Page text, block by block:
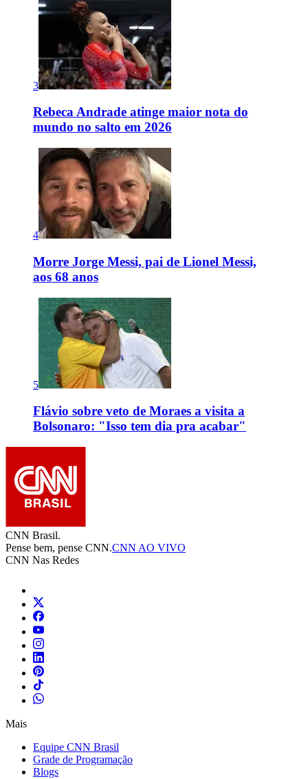
3
Rebeca Andrade atinge maior nota do
mundo no salto em 2026
4
Morre Jorge Messi, pai de Lionel Messi,
aos 68 anos
5
Flávio sobre veto de Moraes a visita a
Bolsonaro: "Isso tem dia pra acabar"
CNN Brasil.
Pense bem, pense CNN.CNN AO VIVO
CNN Nas Redes
Mais
Equipe CNN Brasil
Grade de Programação
Blogs